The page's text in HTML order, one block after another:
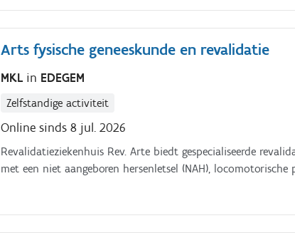
Arts fysische geneeskunde en revalidatie
MKL in EDEGEM
Zelfstandige activiteit
Online sinds 8 jul. 2026
Revalidatieziekenhuis Rev. Arte biedt gespecialiseerde
met een niet aangeboren hersenletsel (NAH),